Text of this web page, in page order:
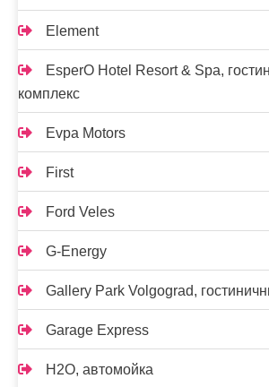
Element
EsperO Hotel Resort & Spa,
комплекс
Evpa Motors
First
Ford Veles
G-Energy
Gallery Park Volgograd,
Garage Express
H2O, автомойка